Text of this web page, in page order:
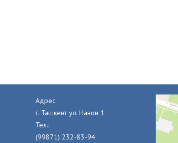
Адрес:
г. Ташкент ул. Навои 1
Тел.:
(99871) 232-83-94